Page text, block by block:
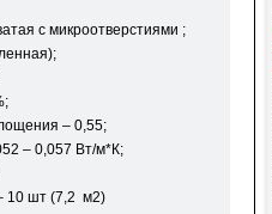
с микроотверстиями ;
– 0,55;
– 0,057 Вт/м*К;
10 шт (7,2 м2)